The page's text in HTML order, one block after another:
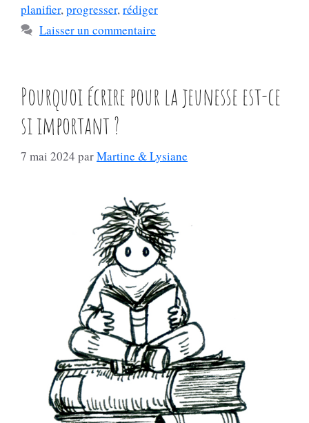
planifier,progresser,rédiger
Laisser un commentaire
Pourquoi écrire pour la jeunesse est-ce
si important ?
7 mai 2024 parMartine & Lysiane